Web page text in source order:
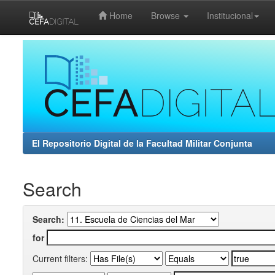
Home Browse Institucional
El Repositorio Digital de la Facultad Militar Conjunta
Search
Search:
for
Current filters: